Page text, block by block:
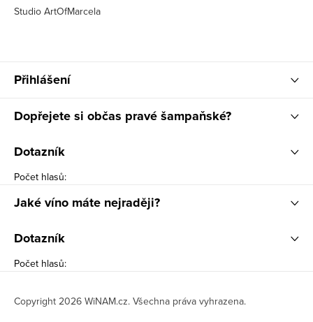
Studio ArtOfMarcela
Přihlášení
Dopřejete si občas pravé šampaňské?
Dotazník
Počet hlasů:
Jaké víno máte nejraději?
Dotazník
Počet hlasů:
Copyright 2026 WiNAM.cz. Všechna práva vyhrazena.